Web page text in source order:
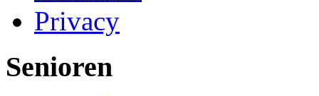
Privacy
Senioren